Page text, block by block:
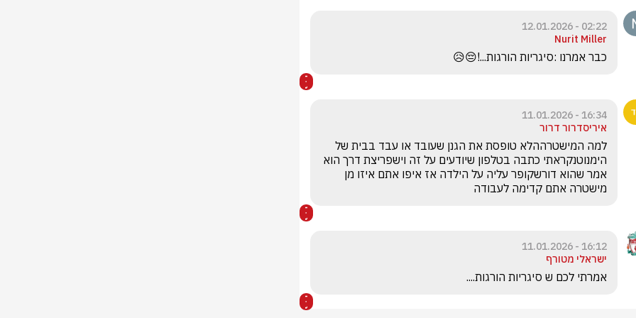
02:22 - 12.01.2026
Nurit Miller
כבר אמרנו :סיגריות הורגות...!😔😥
16:34 - 11.01.2026
איריסדרור דרור
מישטרה אתם קדימה לעבודה
16:12 - 11.01.2026
ישראלי מטורף
אמרתי לכם ש סיגריות הורגות....